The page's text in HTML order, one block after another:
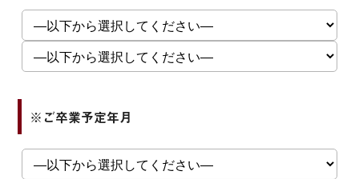
※ご卒業予定年月